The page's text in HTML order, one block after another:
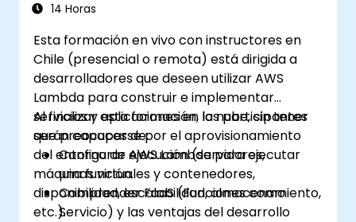
14 Horas
Esta formación en vivo con instructores en
Chile (presencial o remota) está dirigida a
desarrolladores que deseen utilizar AWS
Lambda para construir e implementar
servicios y aplicaciones en la nube, sin tener
que preocuparse por el aprovisionamiento
del entorno de ejecución (servidores,
máquinas virtuales y contenedores,
disponibilidad, escalabilidad, almacenamiento,
etc.).
Al finalizar esta formación, los participantes
serán capaces de:
Configurar AWS Lambda para ejecutar
una función.
Comprender FaaS (Funciones como
Servicio) y las ventajas del desarrollo